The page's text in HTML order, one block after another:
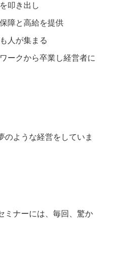
叩き出し
障と高給を提供
人が集まる
ークから卒業し経営者に
のような経営をしていま
ミナーには、毎回、驚か